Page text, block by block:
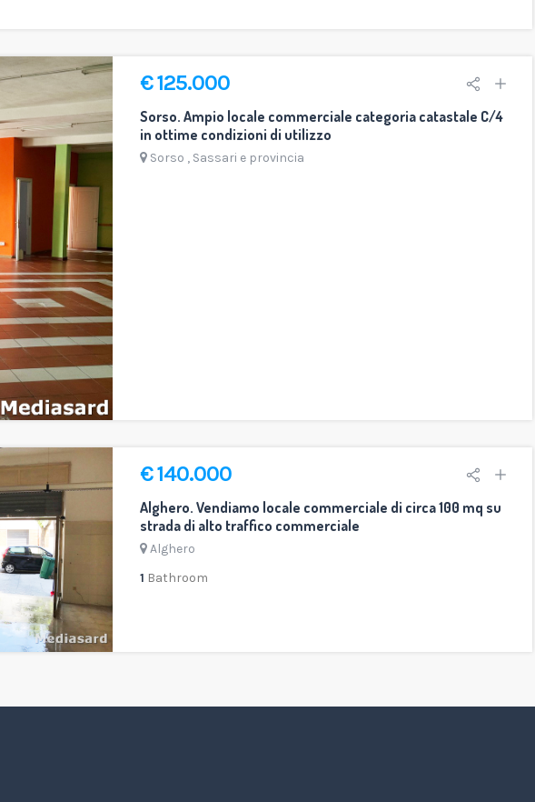
€ 125.000
Sorso. Ampio locale commerciale categoria catastale C/4
in ottime condizioni di utilizzo
Sorso , Sassari e provincia
€ 140.000
Alghero. Vendiamo locale commerciale di circa 100 mq su
strada di alto traffico commerciale
Alghero
1 Bathroom